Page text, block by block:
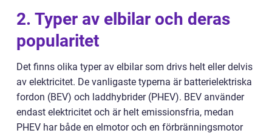
2. Typer av elbilar och deras
popularitet
Det finns olika typer av elbilar som drivs helt eller delvis
av elektricitet. De vanligaste typerna är batterielektriska
fordon (BEV) och laddhybrider (PHEV). BEV använder
endast elektricitet och är helt emissionsfria, medan
PHEV har både en elmotor och en förbränningsmotor